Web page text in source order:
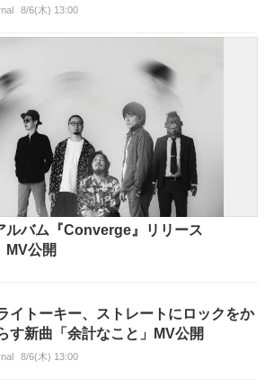
8/6(木) 13:00
ルバム『Converge』リリース
MV公開
イトーキー、ストレートにロックをか
す新曲「余計なこと」MV公開
8/6(木) 13:00